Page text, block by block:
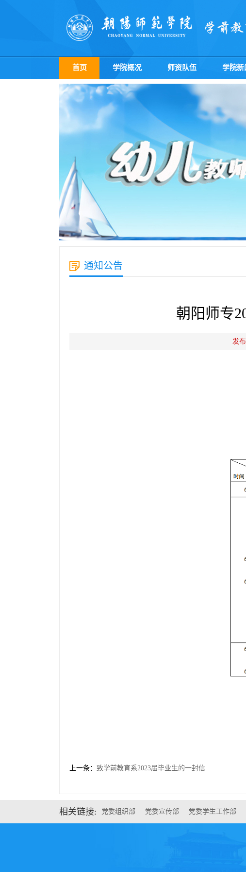
首页 学院概况 师资队伍 学院新
通知公告
朝阳师专
发
上一条： 致学前教育系2023届毕业生的一封信
相关链接: 党委组织部 党委宣传部 党委学生工作部